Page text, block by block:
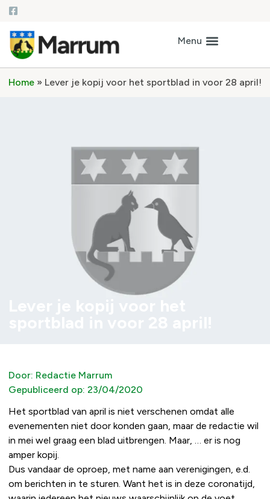
Home » Lever je kopij voor het sportblad in voor 28 april!
Door: Redactie Marrum
Gepubliceerd op: 23/04/2020
Het sportblad van april is niet verschenen omdat alle
evenementen niet door konden gaan, maar de redactie wil
in mei wel graag een blad uitbrengen. Maar, … er is nog
amper kopij.
Dus vandaar de oproep, met name aan verenigingen, e.d.
om berichten in te sturen. Want het is in deze coronatijd,